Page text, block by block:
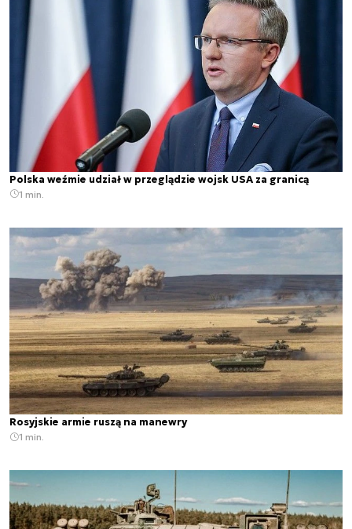
Polska weźmie udział w przeglądzie wojsk USA za granicą
1 min.
Rosyjskie armie ruszą na manewry
1 min.